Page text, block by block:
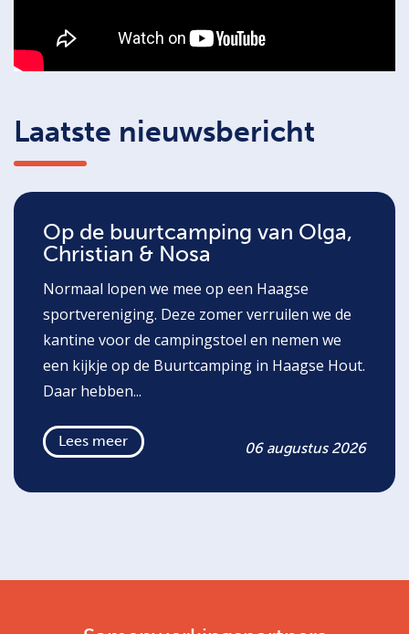
Laatste nieuwsbericht
Op de buurtcamping van Olga,
Christian & Nosa
Normaal lopen we mee op een Haagse
sportvereniging. Deze zomer verruilen we de
kantine voor de campingstoel en nemen we
een kijkje op de Buurtcamping in Haagse Hout.
Daar hebben...
Lees meer 06 augustus 2026